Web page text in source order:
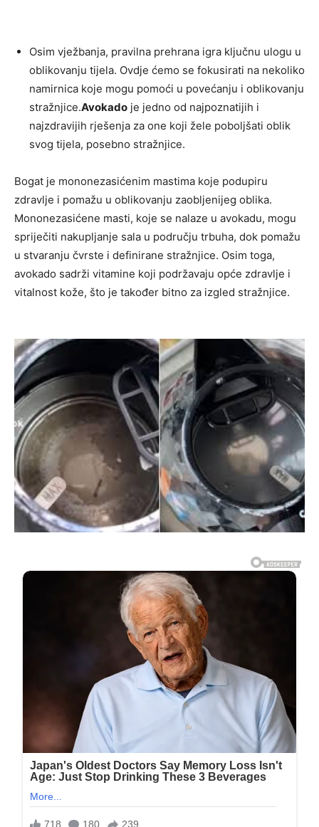
Osim vježbanja, pravilna prehrana igra ključnu ulogu u
oblikovanju tijela. Ovdje ćemo se fokusirati na nekoliko
namirnica koje mogu pomoći u povećanju i oblikovanju
stražnjice.Avokado je jedno od najpoznatijih i
najzdravijih rješenja za one koji žele poboljšati oblik
svog tijela, posebno stražnjice.
Bogat je mononezasićenim mastima koje podupiru
zdravlje i pomažu u oblikovanju zaobljenijeg oblika.
Mononezasićene masti, koje se nalaze u avokadu, mogu
spriječiti nakupljanje sala u području trbuha, dok pomažu
u stvaranju čvrste i definirane stražnjice. Osim toga,
avokado sadrži vitamine koji podržavaju opće zdravlje i
vitalnost kože, što je također bitno za izgled stražnjice.